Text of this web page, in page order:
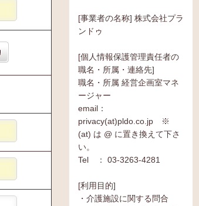
[事業者の名称] 株式会社プラ
ンドゥ
[個人情報保護管理責任者の
職名・所属・連絡先]
職名・所属 経営企画室マネ
ージャー
email：
privacy(at)pldo.co.jp ※
(at) は @ に置き換えて下さ
い。
Tel ： 03-3263-4281
[利用目的]
・介護施設に関する問合